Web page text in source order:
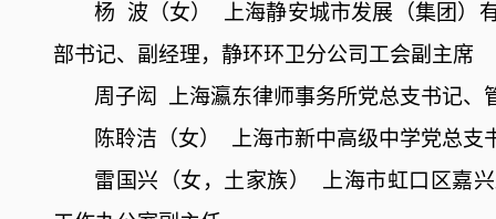
杨
波（女）
上海静安城市发展（集团）
部书记、副经理，静环环卫分公司工会副主席
周子闳
上海瀛东律师事务所党总支书记、
陈聆洁（女）
上海市新中高级中学党总支
雷国兴（女，土家族）
上海市虹口区嘉